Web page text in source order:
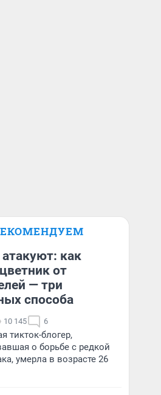
как
от
— три
способа
10 145 6
тикток-блогер,
о борьбе с редкой
умерла в возрасте 26